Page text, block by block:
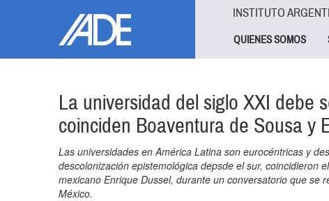
INSTITUTO
QUIENES SOMOS
La universidad del siglo XXI debe
coinciden Boaventura de Sousa y
Las universidades en América Latina son eurocéntricas y
descolonización epistemológica depsde el sur, coincidieron
mexicano Enrique Dussel, durante un conversatorio que se
México.